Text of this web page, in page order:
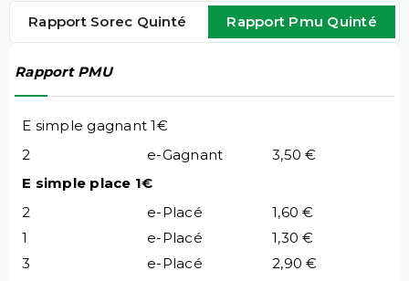
Rapport Sorec Quinté Rapport Pmu Quinté
Rapport PMU
E simple gagnant 1€
2
e-Gagnant
3,50 €
E simple place 1€
2
e-Placé
1,60 €
1
e-Placé
1,30 €
3
e-Placé
2,90 €